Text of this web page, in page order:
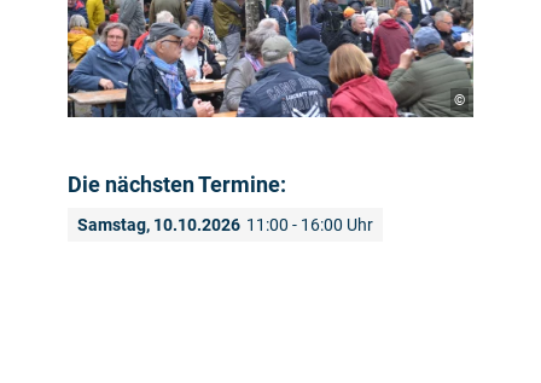
©
Die nächsten Termine:
Samstag, 10.10.2026 11:00 - 16:00 Uhr